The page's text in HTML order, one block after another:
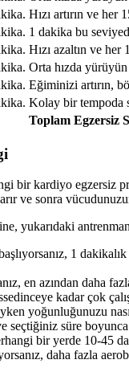
Hızı artırın ve her
1 dakika bu
Hızı azaltın ve
Orta hızda
Eğiminizi artırın,
Kolay bir tempoda
Toplam Egzersiz
bir kardiyo egzersiz
ve sonra
yukarıdaki
1
en azından daha
kadar çok
yoğunluğunuzu
seçtiğiniz süre
bir yerde 10-45
daha fazla